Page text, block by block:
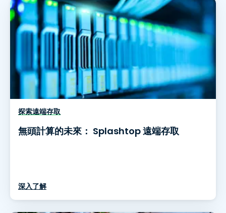
探索遠端存取
無頭計算的未來： Splashtop 遠端存取
深入了解